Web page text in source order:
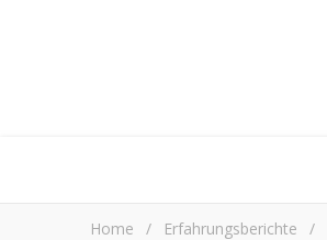
Home / Erfahrungsberichte /